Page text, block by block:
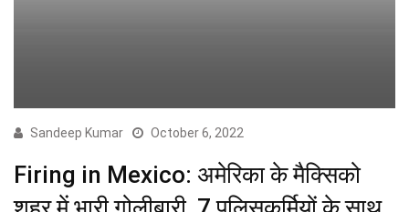
Sandeep Kumar October 6, 2022
Firing in Mexico: अमेरिका के मैक्सिको